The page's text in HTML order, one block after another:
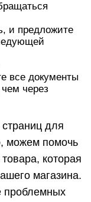
и предложите
все документы
через
для
можем помочь
которая
магазина.
проблемных